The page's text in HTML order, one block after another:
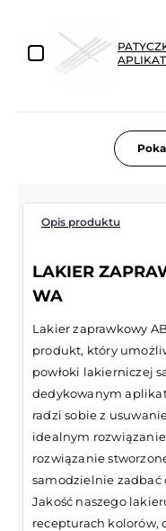
Opis produktu
LAKIER
WA
Lakier zaprawkowy
produkt, który
powłoki lakierniczej
dedykowanym
radzi sobie z
idealnym
rozwiązanie
samodzielnie zadbać
Jakość naszego
recepturach kolorów,